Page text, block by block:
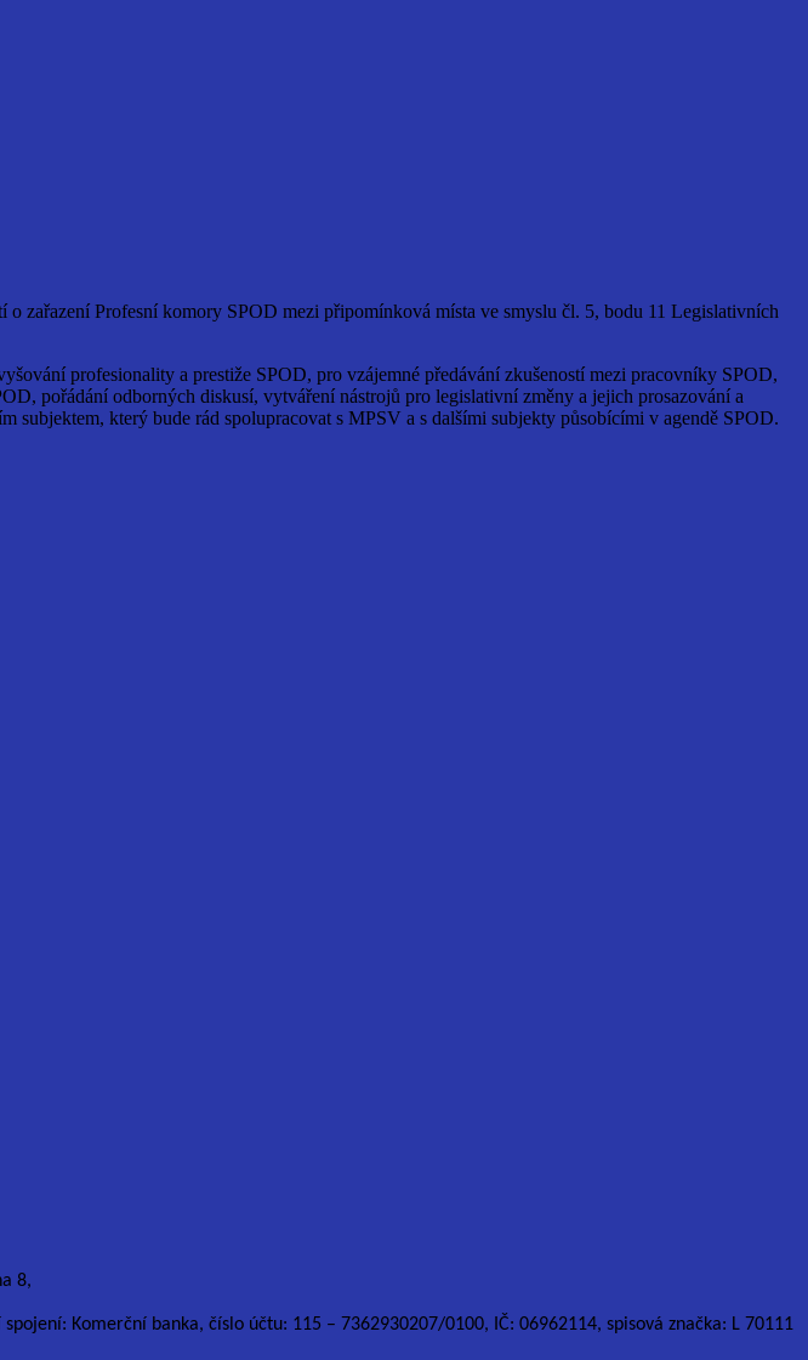
zařazení Profesní komory SPOD mezi připomínková místa ve smyslu čl. 5, bodu 11 Legislativních
profesionality a prestiže SPOD, pro vzájemné předávání zkušeností mezi pracovníky SPOD,
pořádání odborných diskusí, vytváření nástrojů pro legislativní změny a jejich prosazování a
subjektem, který bude rád spolupracovat s MPSV a s dalšími subjekty působícími v agendě SPOD.
8,
spojení: Komerční banka, číslo účtu: 115 – 7362930207/0100, IČ: 06962114, spisová značka: L 70111